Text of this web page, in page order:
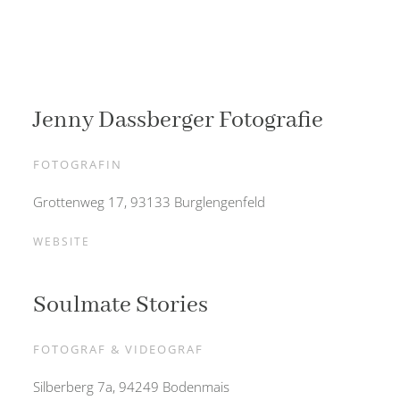
Jenny Dassberger Fotografie
FOTOGRAFIN
Grottenweg 17, 93133 Burglengenfeld
WEBSITE
Soulmate Stories
FOTOGRAF & VIDEOGRAF
Silberberg 7a, 94249 Bodenmais